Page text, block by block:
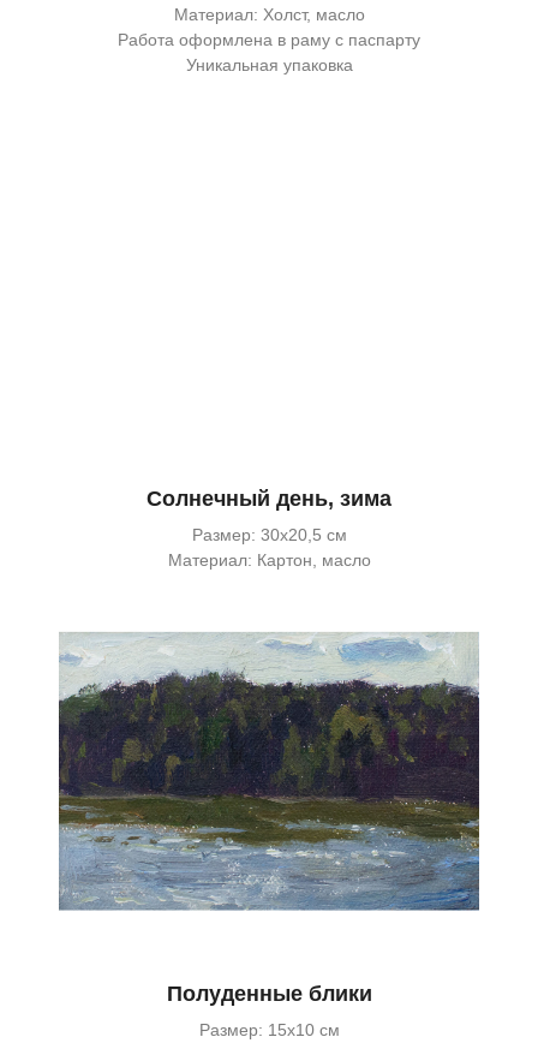
Материал: Холст, масло
Работа оформлена в раму с паспарту
Уникальная упаковка
Солнечный день, зима
Размер: 30х20,5 см
Материал: Картон, масло
Полуденные блики
Размер: 15х10 см